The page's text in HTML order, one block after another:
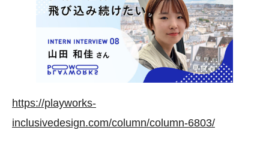
https://playworks-
inclusivedesign.com/column/column-6803/